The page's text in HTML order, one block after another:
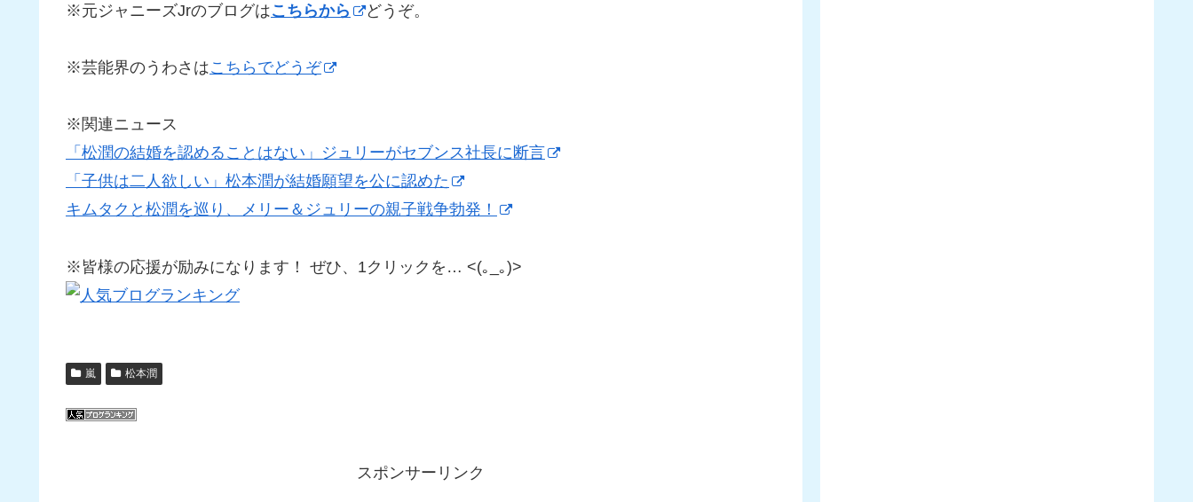
※元ジャニーズJrのブログはこちらから どうぞ。
※芸能界のうわさはこちらでどうぞ
※関連ニュース
「松潤の結婚を認めることはない」ジュリーがセブンス社長に断言
「子供は二人欲しい」松本潤が結婚願望を公に認めた
キムタクと松潤を巡り、メリー＆ジュリーの親子戦争勃発！
※皆様の応援が励みになります！ ぜひ、1クリックを… <(｡_｡)>
嵐 松本潤
スポンサーリンク